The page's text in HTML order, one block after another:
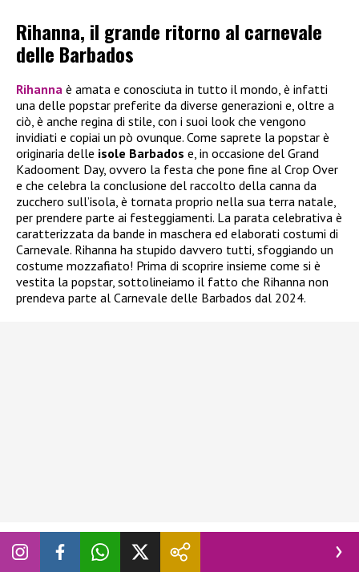
Rihanna, il grande ritorno al carnevale
delle Barbados
Rihanna è amata e conosciuta in tutto il mondo, è infatti
una delle popstar preferite da diverse generazioni e, oltre a
ciò, è anche regina di stile, con i suoi look che vengono
invidiati e copiai un pò ovunque. Come saprete la popstar è
originaria delle isole Barbados e, in occasione del Grand
Kadooment Day, ovvero la festa che pone fine al Crop Over
e che celebra la conclusione del raccolto della canna da
zucchero sull’isola, è tornata proprio nella sua terra natale,
per prendere parte ai festeggiamenti. La parata celebrativa è
caratterizzata da bande in maschera ed elaborati costumi di
Carnevale. Rihanna ha stupido davvero tutti, sfoggiando un
costume mozzafiato! Prima di scoprire insieme come si è
vestita la popstar, sottolineiamo il fatto che Rihanna non
prendeva parte al Carnevale delle Barbados dal 2024.
Perché tutti parlano del ritorno di